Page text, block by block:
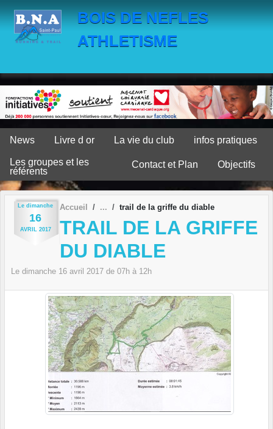
BOIS DE NEFLES
ATHLETISME
News Livre d or La vie du club infos pratiques
Les groupes et les
référents
Contact et Plan Objectifs
Le dimanche
16
AVRIL 2017
Accueil trail de la griffe du diable
TRAIL DE LA GRIFFE
DU DIABLE
Le dimanche 16 avril 2017 de 07h à 12h